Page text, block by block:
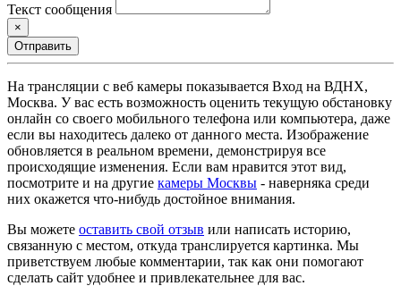
Текст сообщения
×
Отправить
На трансляции с веб камеры показывается Вход на ВДНХ,
Москва. У вас есть возможность оценить текущую обстановку
онлайн со своего мобильного телефона или компьютера, даже
если вы находитесь далеко от данного места. Изображение
обновляется в реальном времени, демонстрируя все
происходящие изменения. Если вам нравится этот вид,
посмотрите и на другие камеры Москвы - наверняка среди
них окажется что-нибудь достойное внимания.
Вы можете оставить свой отзыв или написать историю,
связанную с местом, откуда транслируется картинка. Мы
приветствуем любые комментарии, так как они помогают
сделать сайт удобнее и привлекательнее для вас.